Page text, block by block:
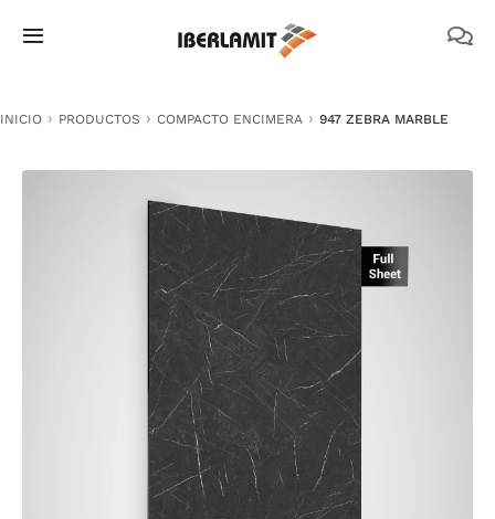
Toggle
NOSOTROS
DOCUMENTACIÓN TÉCNICA
MEDIO AMBIENTE
INICIO PRODUCTOS COMPACTO ENCIMERA 947 ZEBRA MARBLE